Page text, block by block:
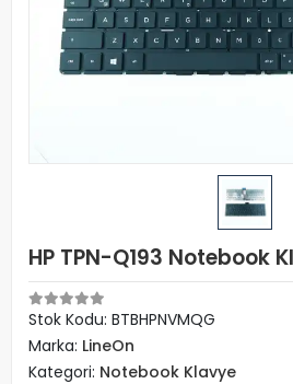
HP TPN-Q193 Notebook
Stok Kodu: BTBHPNVMQG
Marka: LineOn
Kategori: Notebook Klavye